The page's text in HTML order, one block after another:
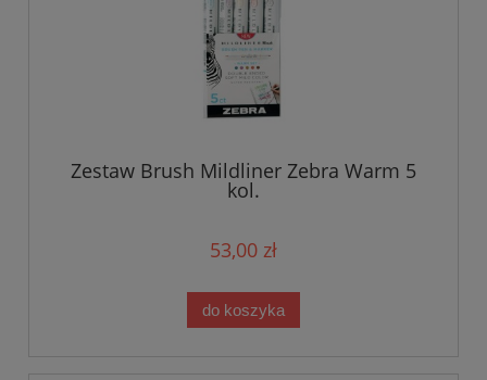
Zestaw Brush Mildliner Zebra Warm 5
kol.
53,00 zł
do koszyka